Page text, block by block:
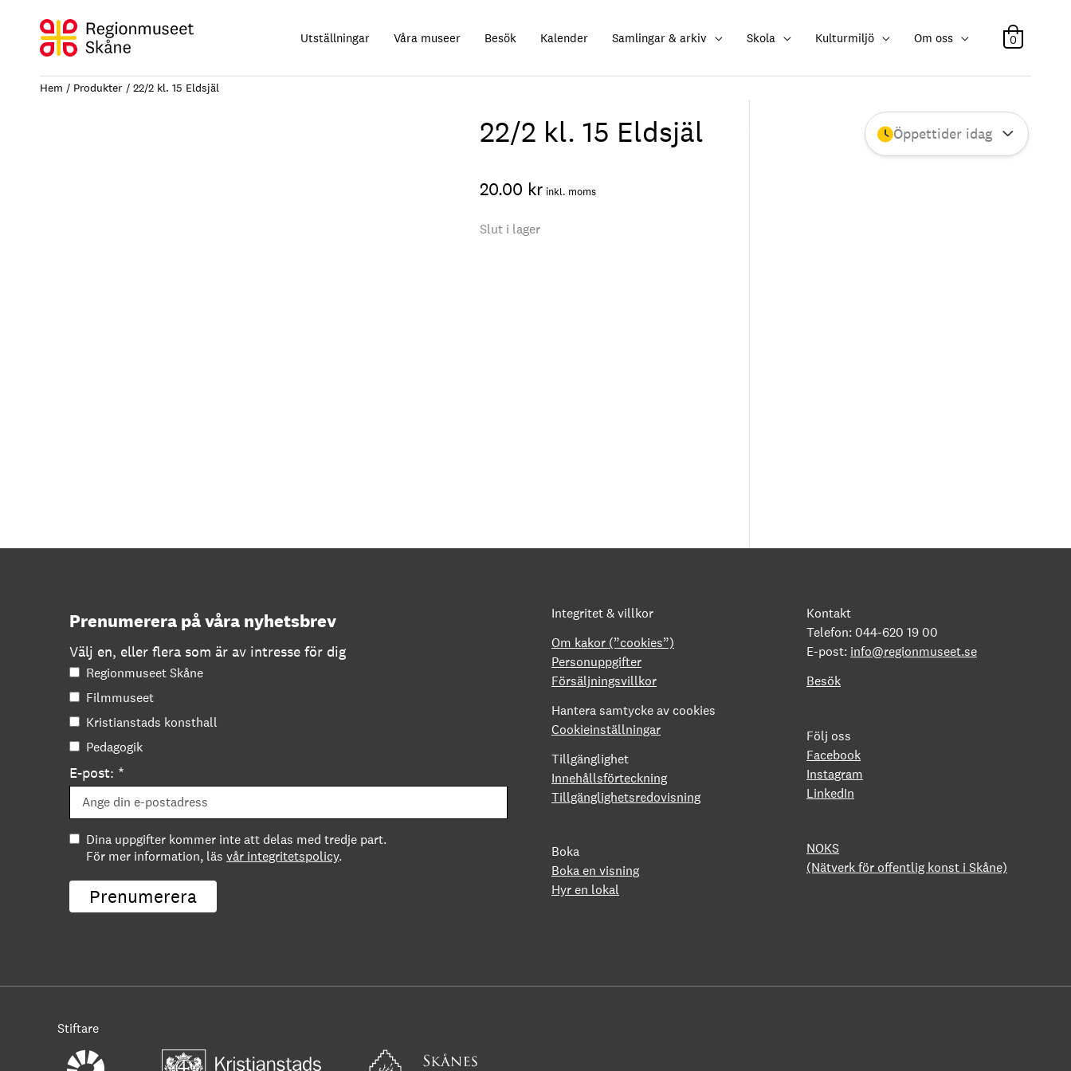
innehåll
Öppettider idag Stäng
Utställningar Våra museer Besök Kalender Samlingar & arkiv Skola Kulturmiljö Om oss 0
Hem Produkter 22/2 kl. 15 Eldsjäl
22/2 kl. 15 Eldsjäl
20.00 kr inkl. moms
Slut i lager
Prenumerera på våra nyhetsbrev
Välj en, eller flera som är av intresse för dig
Regionmuseet Skåne
Filmmuseet
Kristianstads konsthall
Pedagogik
E-post: *
Dina uppgifter kommer inte att delas med tredje part.
För mer information, läs vår integritetspolicy.
Prenumerera
Integritet & villkor
Om kakor (”cookies”)
Personuppgifter
Försäljningsvillkor
Hantera samtycke av cookies
Cookieinställningar
Tillgänglighet
Innehållsförteckning
Tillgänglighetsredovisning
Boka
Boka en visning
Hyr en lokal
Kontakt
Telefon: 044-620 19 00
E-post: info@regionmuseet.se
Besök
Följ oss
Facebook
Instagram
LinkedIn
NOKS
(Nätverk för offentlig konst i Skåne)
Stiftare